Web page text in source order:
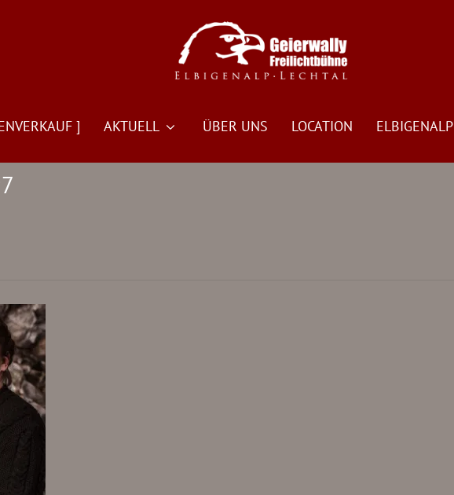
] AKTUELL ÜBER UNS LOCATION ELBIGENALP